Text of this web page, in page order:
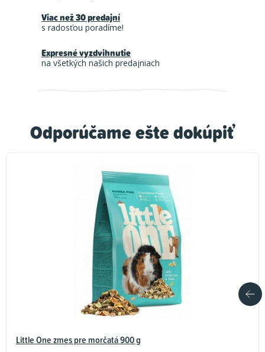
Odporúčame ešte dokúpiť
Little One zmes pre morčatá 900 g
Viac než 30 predajní
s radosťou poradíme!
Expresné vyzdvihnutie
na všetkých našich predajniach